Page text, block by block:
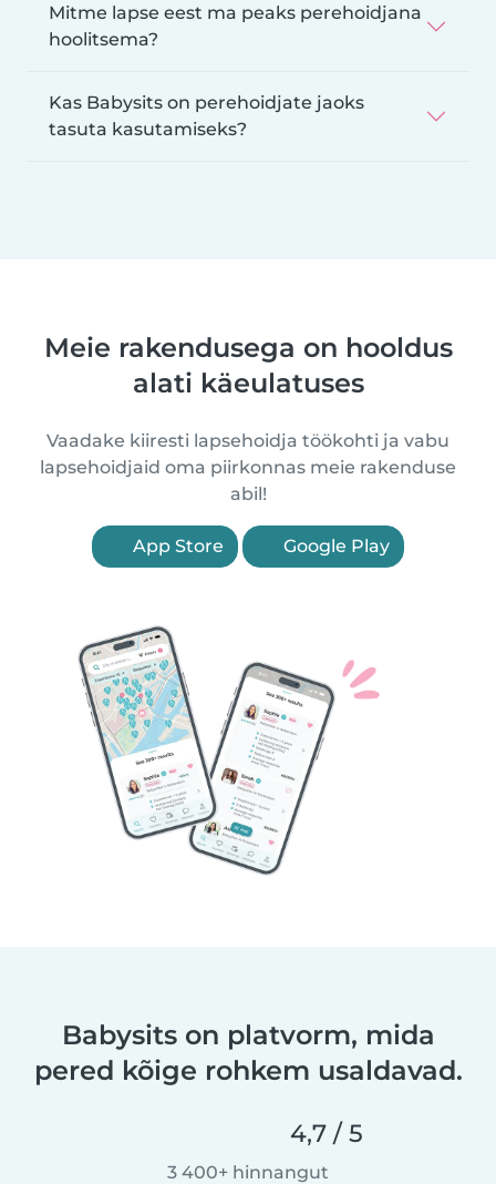
Mitme lapse eest ma peaks perehoidjana
hoolitsema?
Kas Babysits on perehoidjate jaoks
tasuta kasutamiseks?
Meie rakendusega on hooldus
alati käeulatuses
Vaadake kiiresti lapsehoidja töökohti ja vabu
lapsehoidjaid oma piirkonnas meie rakenduse
abil!
App Store Google Play
Babysits on platvorm, mida
pered kõige rohkem usaldavad.
4,7 / 5
3 400+ hinnangut